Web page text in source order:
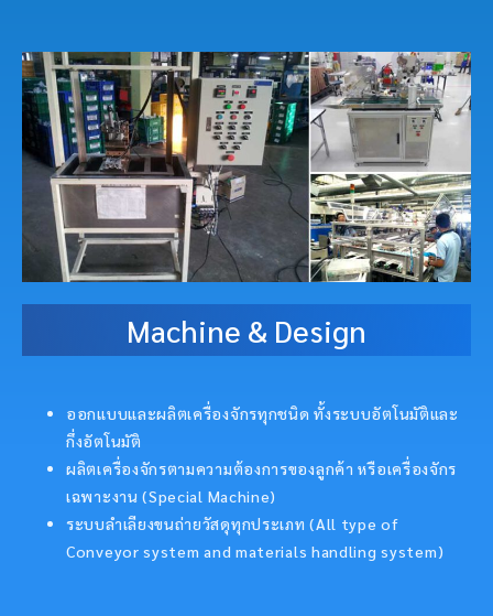
Machine & Design
ออกแบบและผลิตเครื่องจักรทุกชนิด ทั้งระบบอัตโนมัติและ
กึ่งอัตโนมัติ
ผลิตเครื่องจักรตามความต้องการของลูกค้า หรือเครื่องจักร
เฉพาะงาน (Special Machine)
ระบบลำเลียงขนถ่ายวัสดุทุกประเภท (All type of
Conveyor system and materials handling system)